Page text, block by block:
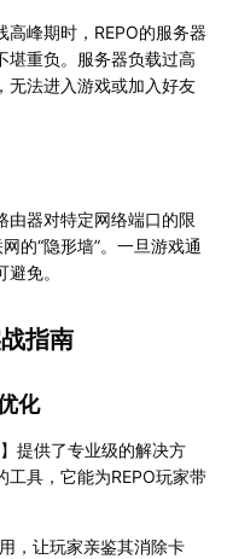
峰期时，REPO的服务器
堪重负。服务器负载过高
无法进入游戏或加入好友
由器对特定网络端口的限
的“隐形墙”。一旦游戏通
免。
指南
化
】提供了专业级的解决方
具，它能为REPO玩家带
，让玩家亲鉴其消除卡